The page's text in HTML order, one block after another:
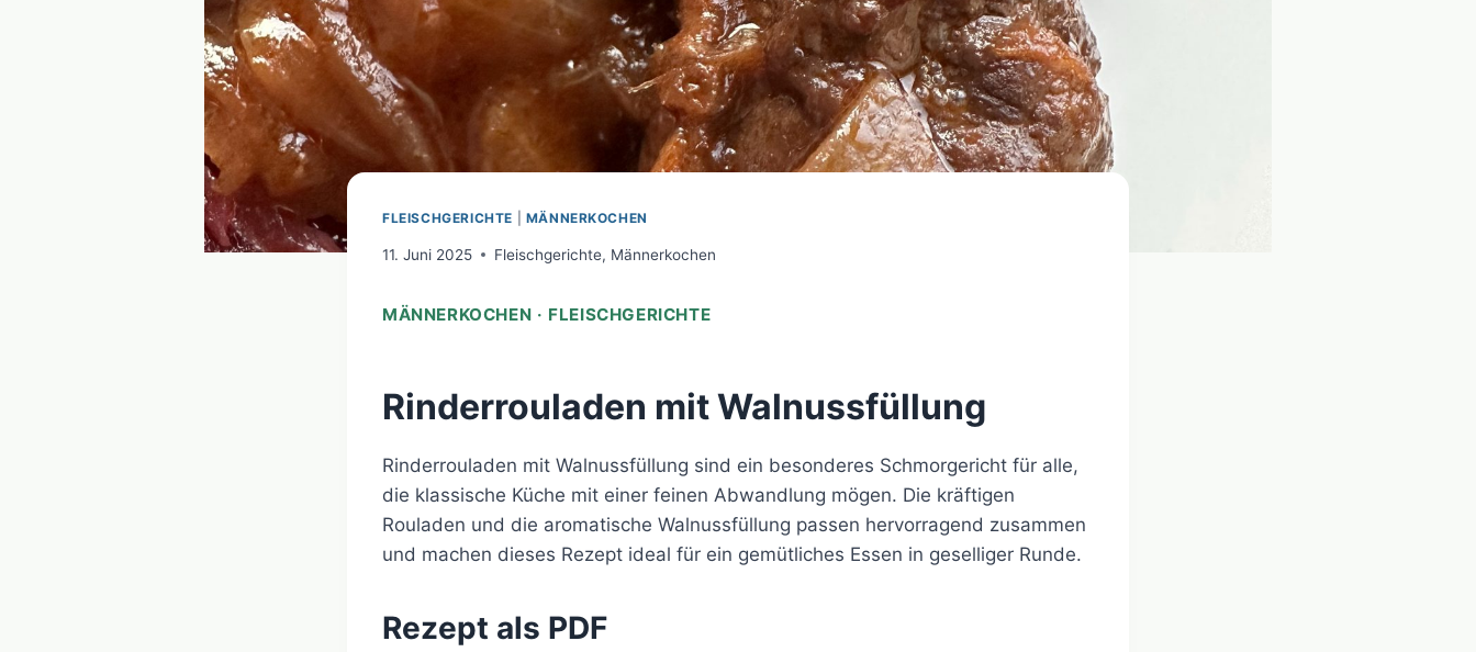
FLEISCHGERICHTE MÄNNERKOCHEN
11. Juni 2025 Fleischgerichte, Männerkochen
MÄNNERKOCHEN · FLEISCHGERICHTE
Rinderrouladen mit Walnussfüllung
Rinderrouladen mit Walnussfüllung sind ein besonderes Schmorgericht für alle,
die klassische Küche mit einer feinen Abwandlung mögen. Die kräftigen
Rouladen und die aromatische Walnussfüllung passen hervorragend zusammen
und machen dieses Rezept ideal für ein gemütliches Essen in geselliger Runde.
Rezept als PDF